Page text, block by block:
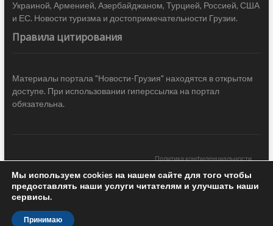
Украиной, Арменией, Азербайджаном, Турцией, Россией, США
и ЕС. Новости туризма и достопримечательности Грузии.
Правила цитирования
Материалы портала "Новости-Грузия" находятся в открытом
доступе. При использовании гиперссылка на портал
обязательна.
Политика конфиденциальности
Новости Грузии| Black Sea Press LTD © 2020 All Rights Reserved /
Design & development —
Мы используем cookies на нашем сайте для того чтобы
предоставлять наши услуги читателям и улучшать наши
сервисы.
Принимаю